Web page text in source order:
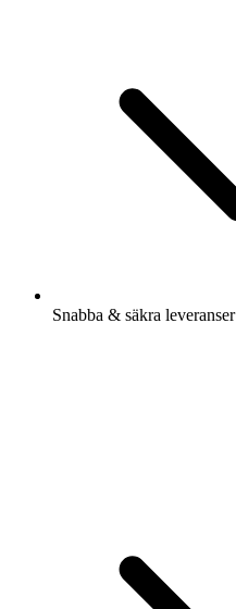
Snabba & säkra leveranser